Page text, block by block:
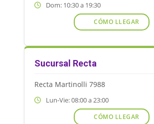
Dom: 10:30 a 19:30
CÓMO LLEGAR
Sucursal Recta
Recta Martinolli 7988
Lun-Vie: 08:00 a 23:00
CÓMO LLEGAR